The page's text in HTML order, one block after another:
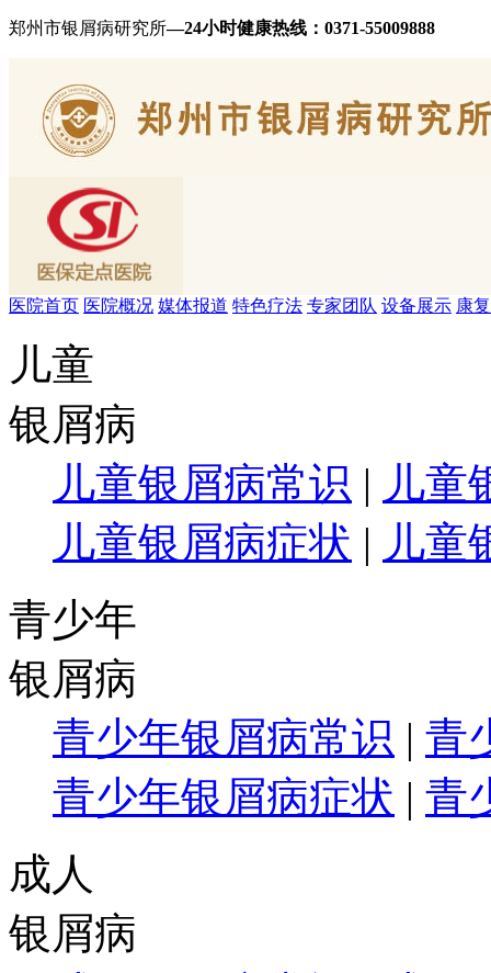
郑州市银屑病研究所—24小时健康热线： 0371-55009888
医院首页 医院概况 媒体报道 特色疗法 专家团队 设备展示 康
儿童
银屑病
儿童银屑病常识 | 儿童
儿童银屑病症状 | 儿童
青少年
银屑病
青少年银屑病常识 | 青
青少年银屑病症状 | 青
成人
银屑病